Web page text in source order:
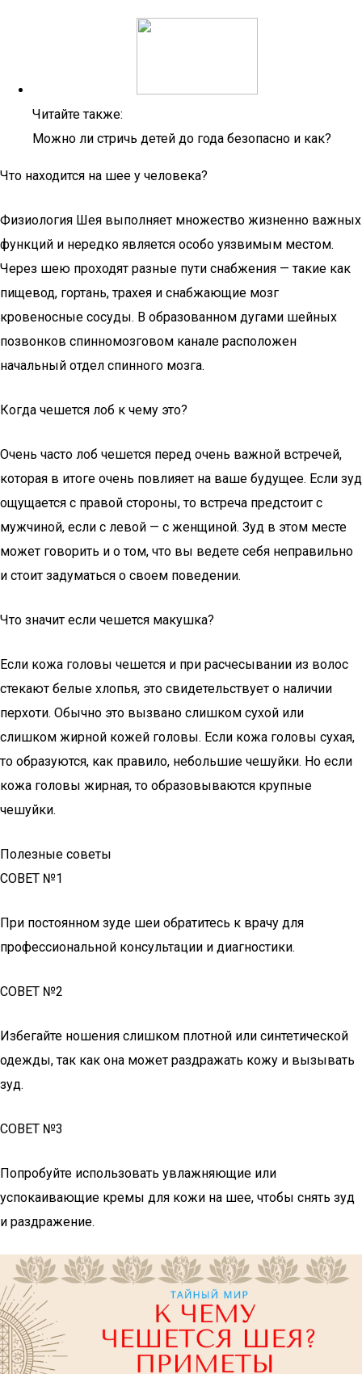
Читайте также:
Можно ли стричь детей до года безопасно и как?
Что находится на шее у человека?
Физиология Шея выполняет множество жизненно важных
функций и нередко является особо уязвимым местом.
Через шею проходят разные пути снабжения — такие как
пищевод, гортань, трахея и снабжающие мозг
кровеносные сосуды. В образованном дугами шейных
позвонков спинномозговом канале расположен
начальный отдел спинного мозга.
Когда чешется лоб к чему это?
Очень часто лоб чешется перед очень важной встречей,
которая в итоге очень повлияет на ваше будущее. Если зуд
ощущается с правой стороны, то встреча предстоит с
мужчиной, если с левой — с женщиной. Зуд в этом месте
может говорить и о том, что вы ведете себя неправильно
и стоит задуматься о своем поведении.
Что значит если чешется макушка?
Если кожа головы чешется и при расчесывании из волос
стекают белые хлопья, это свидетельствует о наличии
перхоти. Обычно это вызвано слишком сухой или
слишком жирной кожей головы. Если кожа головы сухая,
то образуются, как правило, небольшие чешуйки. Но если
кожа головы жирная, то образовываются крупные
чешуйки.
Полезные советы
СОВЕТ №1
При постоянном зуде шеи обратитесь к врачу для
профессиональной консультации и диагностики.
СОВЕТ №2
Избегайте ношения слишком плотной или синтетической
одежды, так как она может раздражать кожу и вызывать
зуд.
СОВЕТ №3
Попробуйте использовать увлажняющие или
успокаивающие кремы для кожи на шее, чтобы снять зуд
и раздражение.